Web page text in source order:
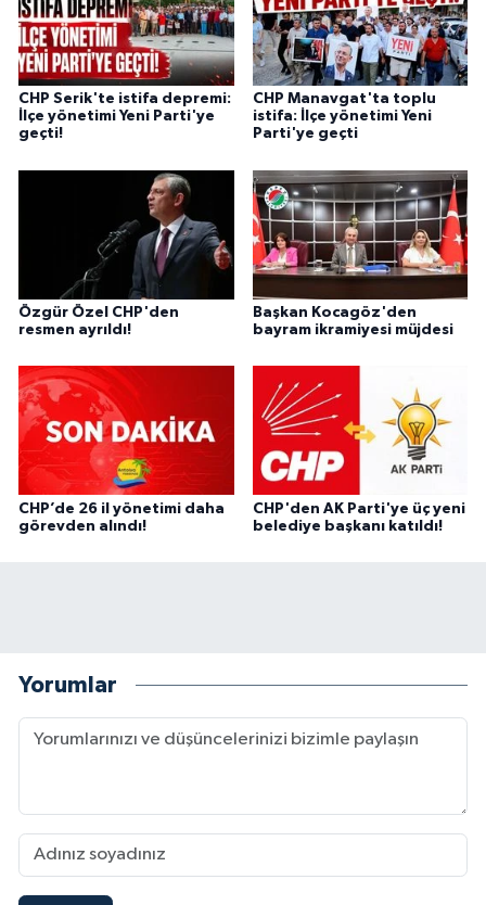
CHP Serik'te istifa depremi:
İlçe yönetimi Yeni Parti'ye
geçti!
CHP Manavgat'ta toplu
istifa: İlçe yönetimi Yeni
Parti'ye geçti
Özgür Özel CHP'den
resmen ayrıldı!
Başkan Kocagöz'den
bayram ikramiyesi müjdesi
CHP’de 26 il yönetimi daha
görevden alındı!
CHP'den AK Parti'ye üç yeni
belediye başkanı katıldı!
Yorumlar